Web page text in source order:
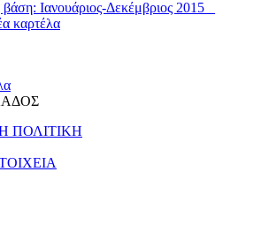
Ιανουάριος-Δεκέμβριος 2015 _
καρτέλα
ΠΟΛΙΤΙΚΗ